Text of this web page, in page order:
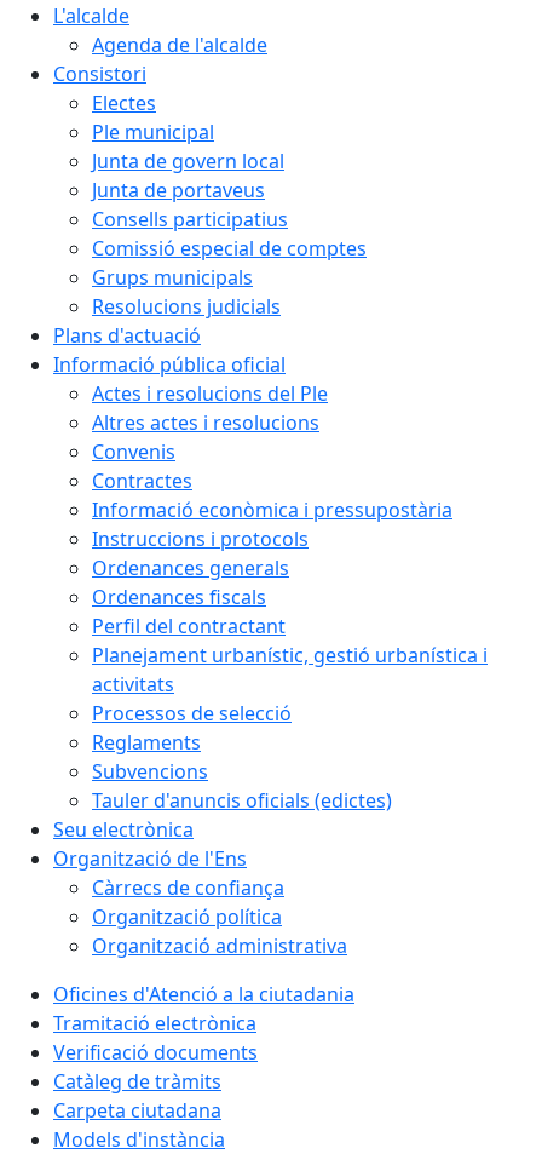
L'alcalde
Agenda de l'alcalde
Consistori
Electes
Ple municipal
Junta de govern local
Junta de portaveus
Consells participatius
Comissió especial de comptes
Grups municipals
Resolucions judicials
Plans d'actuació
Informació pública oficial
Actes i resolucions del Ple
Altres actes i resolucions
Convenis
Contractes
Informació econòmica i pressupostària
Instruccions i protocols
Ordenances generals
Ordenances fiscals
Perfil del contractant
Planejament urbanístic, gestió urbanística i
activitats
Processos de selecció
Reglaments
Subvencions
Tauler d'anuncis oficials (edictes)
Seu electrònica
Organització de l'Ens
Càrrecs de confiança
Organització política
Organització administrativa
Oficines d'Atenció a la ciutadania
Tramitació electrònica
Verificació documents
Catàleg de tràmits
Carpeta ciutadana
Models d'instància